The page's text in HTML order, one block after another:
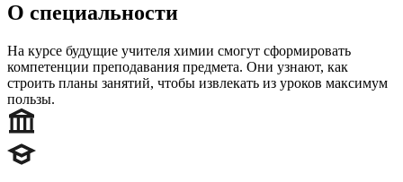
О специальности
На курсе будущие учителя химии смогут сформировать
компетенции преподавания предмета. Они узнают, как
строить планы занятий, чтобы извлекать из уроков максимум
пользы.